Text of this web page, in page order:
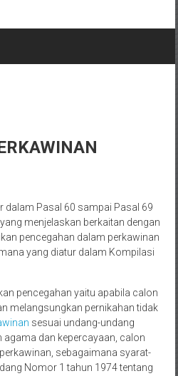
dalam Pasal 60 sampai Pasal 69
menjelaskan berkaitan dengan
pencegahan dalam perkawinan
yang diatur dalam Kompilasi
pencegahan yaitu apabila calon
melangsungkan pernikahan tidak
sesuai undang-undang
agama dan kepercayaan, calon
sebagaimana syarat-
Nomor 1 tahun 1974 tentang